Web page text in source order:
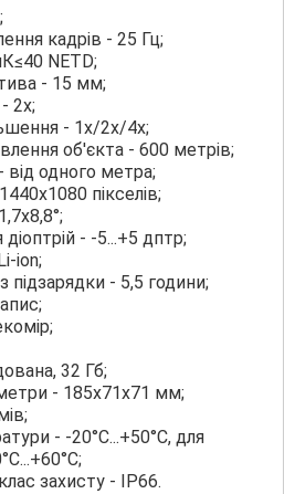
кадрів - 25 Гц;
NETD;
- 15 мм;
2х;
- 1х/2х/4х;
об'єкта - 600 метрів;
одного метра;
пікселів;
- -5...+5 дптр;
ion;
підзарядки - 5,5 години;
32 Гб;
- 185х71х71 мм;
- -20°С...+50°С, для
захисту - IP66.